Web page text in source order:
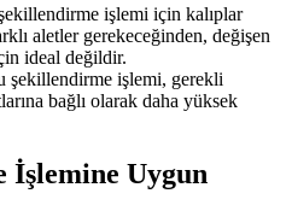
işlemi için kalıplar
aletler gerekeceğinden, değişen
ideal değildir.
şekillendirme işlemi, gerekli
bağlı olarak daha yüksek
İşlemine Uygun